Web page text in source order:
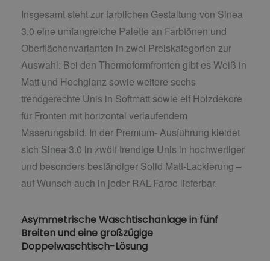
Insgesamt steht zur farblichen Gestaltung von Sinea
3.0 eine umfangreiche Palette an Farbtönen und
Oberflächenvarianten in zwei Preiskategorien zur
Auswahl: Bei den Thermoformfronten gibt es Weiß in
Matt und Hochglanz sowie weitere sechs
trendgerechte Unis in Softmatt sowie elf Holzdekore
für Fronten mit horizontal verlaufendem
Maserungsbild. In der Premium- Ausführung kleidet
sich Sinea 3.0 in zwölf trendige Unis in hochwertiger
und besonders beständiger Solid Matt-Lackierung –
auf Wunsch auch in jeder RAL-Farbe lieferbar.
Asymmetrische Waschtischanlage in fünf
Breiten und eine großzügige
Doppelwaschtisch-Lösung